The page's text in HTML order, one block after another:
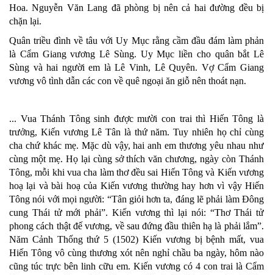
Hoa. Nguyễn Văn Lang đã phòng bị nên cả hai đường đều bị
chặn lại.
Quân triều đình về tâu với Uy Mục rằng cầm đầu đám làm phản
là Cẩm Giang vương Lê Sùng. Uy Mục liền cho quân bắt Lê
Sùng và hai người em là Lê Vinh, Lê Quyên. Vợ Cẩm Giang
vương vô tình dẫn các con về quê ngoại ăn giỗ nên thoát nạn.
... Vua Thánh Tông sinh được mười con trai thì Hiến Tông là
trưởng, Kiến vương Lê Tân là thứ năm. Tuy nhiên họ chỉ cùng
cha chứ khác mẹ. Mặc dù vậy, hai anh em thương yêu nhau như
cùng một mẹ. Họ lại cùng sở thích văn chương, ngày còn Thánh
Tông, mỗi khi vua cha làm thơ đều sai Hiến Tông và Kiến vương
hoạ lại và bài hoạ của Kiến vương thường hay hơn vì vậy Hiến
Tông nói với mọi người: “Tân giỏi hơn ta, đáng lẽ phải làm Đông
cung Thái tử mới phải”. Kiến vương thì lại nói: “Thơ Thái tử
phong cách thật đế vương, về sau đứng đầu thiên hạ là phải lắm”.
Năm Cảnh Thống thứ 5 (1502) Kiến vương bị bệnh mất, vua
Hiến Tông vô cùng thương xót nên nghỉ chầu ba ngày, hôm nào
cũng túc trực bên linh cữu em. Kiến vương có 4 con trai là Cẩm